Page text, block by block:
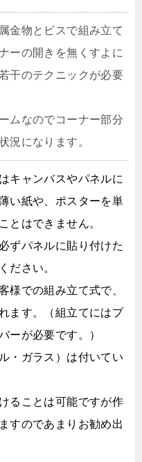
金物とビスで組み立て
ーの開きを無くすよに
干のテクニックが必要
ムなのでコーナー部分
況になります。
キャンバスやパネルに
い紙や、ポスターを単
とはできません。
ずパネルに貼り付けた
ださい。
様での組み立て式で、
ます。（組立てにはプ
ーが必要です。）
・ガラス）は付いてい
ることは可能ですが作
すのであまりお勧め出